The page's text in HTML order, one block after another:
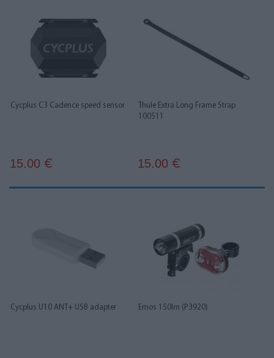
Cycplus C3 Cadence speed sensor
15.00 €
Thule Extra Long Frame Strap
100511
15.00 €
Cycplus U10 ANT+ USB adapter Emos 150lm (P3920)